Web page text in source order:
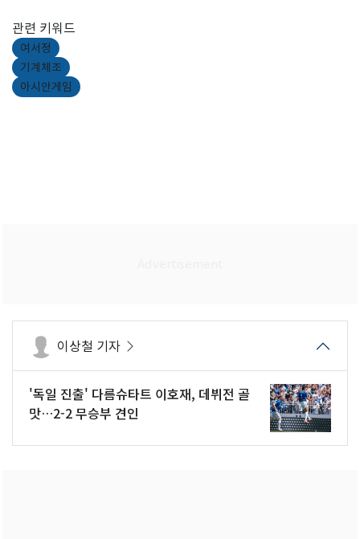
관련 키워드
여서정
기계체조
아시안게임
이상철 기자
'독일 진출' 다름슈타트 이호재, 데뷔전 골
맛…2-2 무승부 견인